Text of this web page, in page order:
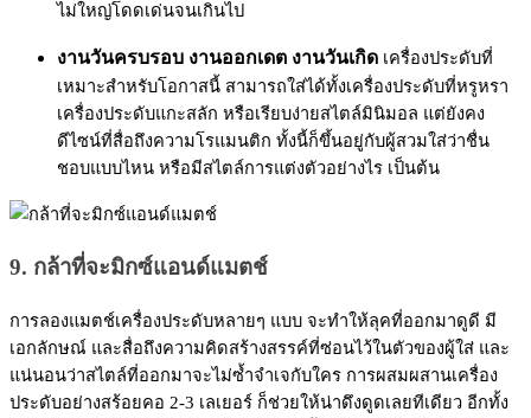
ไม่ใหญ่โดดเด่นจนเกินไป
งานวันครบรอบ งานออกเดต งานวันเกิด เครื่องประดับที่
เหมาะสำหรับโอกาสนี้ สามารถใส่ได้ทั้งเครื่องประดับที่หรูหรา
เครื่องประดับแกะสลัก หรือเรียบง่ายสไตล์มินิมอล แต่ยังคง
ดีไซน์ที่สื่อถึงความโรแมนติก ทั้งนี้ก็ขึ้นอยู่กับผู้สวมใส่ว่าชื่น
ชอบแบบไหน หรือมีสไตล์การแต่งตัวอย่างไร เป็นต้น
9. กล้าที่จะมิกซ์แอนด์แมตช์
การลองแมตช์เครื่องประดับหลายๆ แบบ จะทำให้ลุคที่ออกมาดูดี มี
เอกลักษณ์ และสื่อถึงความคิดสร้างสรรค์ที่ซ่อนไว้ในตัวของผู้ใส่ และ
แน่นอนว่าสไตล์ที่ออกมาจะไม่ซ้ำจำเจกับใคร การผสมผสานเครื่อง
ประดับอย่างสร้อยคอ 2-3 เลเยอร์ ก็ช่วยให้น่าดึงดูดเลยทีเดียว อีกทั้ง